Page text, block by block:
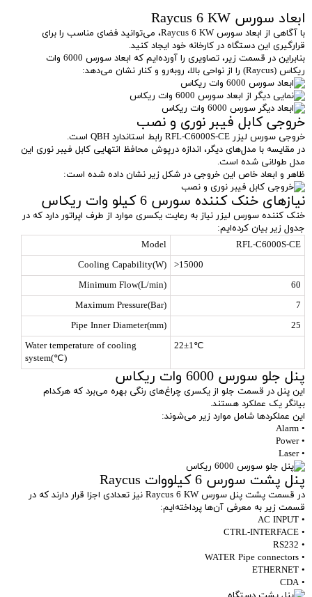
ابعاد سورس Raycus 6 KW
با آگاهی از ابعاد سورس Raycus 6 KW، می‌توانید فضای مناسب را برای
قرارگیری این دستگاه در کارخانه خود ایجاد کنید.
بنابراین در قسمت زیر، تصاویری را آورده‌ایم که ابعاد سورس 6000 وات
ریکاس (Raycus) را از نواحی بالا، روبه‌رو و کنار نشان می‌دهد:
خروجی کابل فیبر نوری و نصب
خروجی سورس لیزر RFL-C6000S-CE رابط استاندارد QBH است.
در مقایسه با مدل‌های دیگر، اندازه درپوش محافظ انتهایی کابل فیبر نوری این
مدل طولانی شده است.
ظاهر و ابعاد خاص این خروجی در شکل زیر نشان داده شده است:
نیازهای خنک کننده سورس 6 کیلو وات ریکاس
خنک کننده سورس لیزر نیاز به رعایت یکسری موارد از طرف اپراتور دارد که در
جدول زیر بیان کرده‌ایم:
RFL-C6000S-CE
Model
>15000
Cooling Capability(W)
60
Minimum Flow(L/min)
7
Maximum Pressure(Bar)
25
Pipe Inner Diameter(mm)
22±1℃
Water temperature of cooling
system(℃)
پنل جلو سورس 6000 وات ریکاس
این پنل در قسمت جلو از یکسری چراغ‌های رنگی بهره می‌برد که هرکدام
بیانگر یک عملکرد هستند.
این عملکرد‌ها شامل موارد زیر می‌شوند:
• Alarm
• Power
• Laser
پنل پشت سورس 6 کیلووات Raycus
در قسمت پشت پنل سورس Raycus 6 KW نیز تعدادی اجزا قرار دارند که در
قسمت زیر به معرفی آن‌ها پرداخته‌ایم:
• AC INPUT
• CTRL-INTERFACE
• RS232
• WATER Pipe connectors
• ETHERNET
• CDA